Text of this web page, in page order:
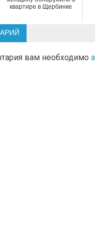
квартире в Щербинке
вам необходимо